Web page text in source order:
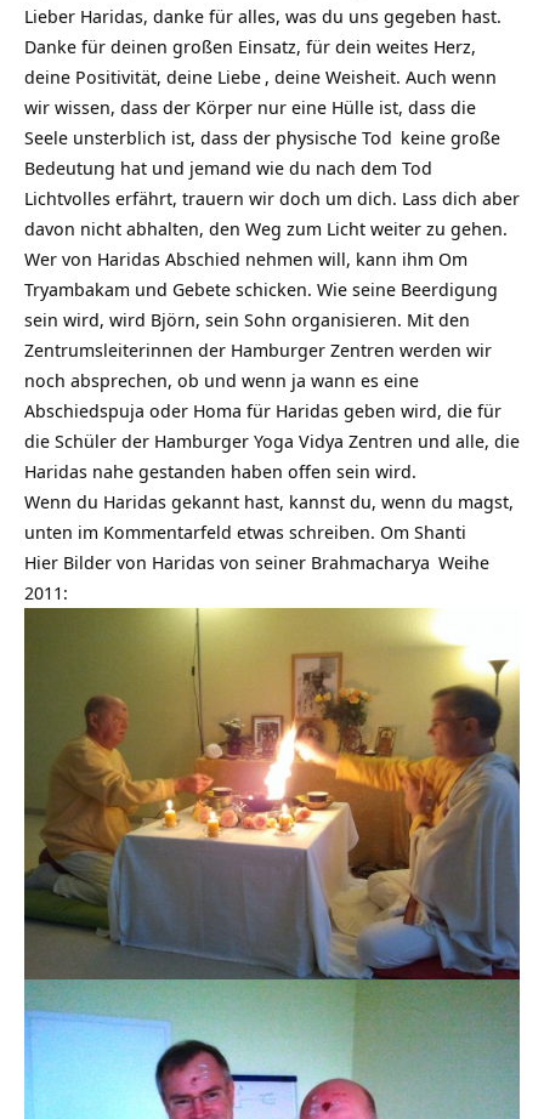
Lieber Haridas, danke für alles, was du uns gegeben hast.
Danke für deinen großen Einsatz, für dein weites Herz,
deine Positivität, deine Liebe , deine Weisheit. Auch wenn
wir wissen, dass der Körper nur eine Hülle ist, dass die
Seele unsterblich ist, dass der physische Tod keine große
Bedeutung hat und jemand wie du nach dem Tod
Lichtvolles erfährt, trauern wir doch um dich. Lass dich aber
davon nicht abhalten, den Weg zum Licht weiter zu gehen.
Wer von Haridas Abschied nehmen will, kann ihm Om
Tryambakam und Gebete schicken. Wie seine Beerdigung
sein wird, wird Björn, sein Sohn organisieren. Mit den
Zentrumsleiterinnen der Hamburger Zentren werden wir
noch absprechen, ob und wenn ja wann es eine
Abschiedspuja oder Homa für Haridas geben wird, die für
die Schüler der Hamburger Yoga Vidya Zentren und alle, die
Haridas nahe gestanden haben offen sein wird.
Wenn du Haridas gekannt hast, kannst du, wenn du magst,
unten im Kommentarfeld etwas schreiben. Om Shanti
Hier Bilder von Haridas von seiner Brahmacharya Weihe
2011: